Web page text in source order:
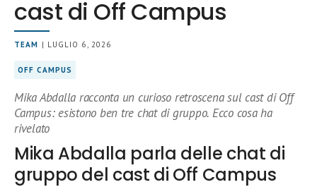
cast di Off Campus
TEAM | LUGLIO 6, 2026
OFF CAMPUS
Mika Abdalla racconta un curioso retroscena sul cast di Off
Campus: esistono ben tre chat di gruppo. Ecco cosa ha
rivelato
Mika Abdalla parla delle chat di
gruppo del cast di Off Campus